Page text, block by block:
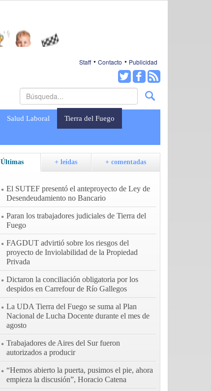
Staff Contacto Publicidad
Salud Laboral Tierra del Fuego
Últimas + leídas + comentadas
El SUTEF presentó el anteproyecto de Ley de
Desendeudamiento no Bancario
Paran los trabajadores judiciales de Tierra del
Fuego
FAGDUT advirtió sobre los riesgos del
proyecto de Inviolabilidad de la Propiedad
Privada
Dictaron la conciliación obligatoria por los
despidos en Carrefour de Río Gallegos
La UDA Tierra del Fuego se suma al Plan
Nacional de Lucha Docente durante el mes de
agosto
Trabajadores de Aires del Sur fueron
autorizados a producir
“Hemos abierto la puerta, pusimos el pie, ahora
empieza la discusión”, Horacio Catena